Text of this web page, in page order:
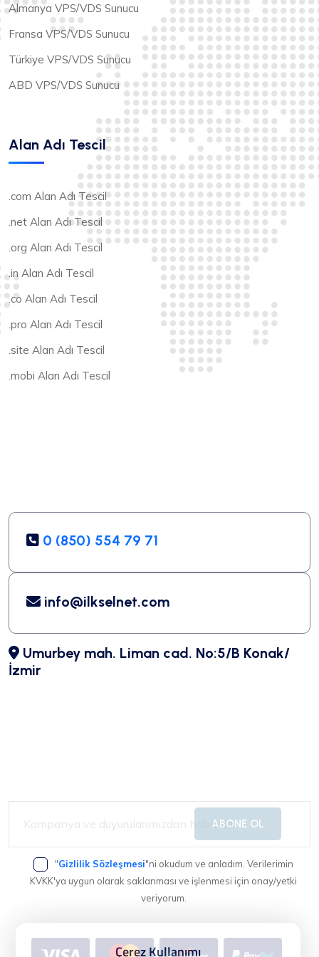
Almanya VPS/VDS Sunucu
Fransa VPS/VDS Sunucu
Türkiye VPS/VDS Sunucu
ABD VPS/VDS Sunucu
Alan Adı Tescil
.com Alan Adı Tescil
.net Alan Adı Tescil
.org Alan Adı Tescil
.in Alan Adı Tescil
.co Alan Adı Tescil
.pro Alan Adı Tescil
.site Alan Adı Tescil
.mobi Alan Adı Tescil
0 (850) 554 79 71
info@ilkselnet.com
Umurbey mah. Liman cad. No:5/B Konak/
İzmir
ABONE OL
"Gizlilik Sözleşmesi"ni okudum ve anladım. Verilerimin
KVKK'ya uygun olarak saklanması ve işlenmesi için onay/yetki
veriyorum.
Çerez Kullanımı